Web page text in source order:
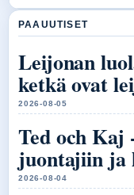
PAAUUTISET
Leijonan
ketkä ovat
2026-08-05
Ted och Kaj
juontajiin ja
2026-08-04